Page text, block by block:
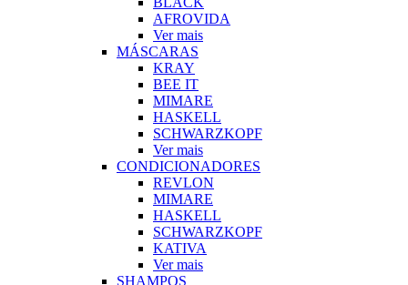
AFROVIDA
Ver mais
MÁSCARAS
KRAY
BEE IT
MIMARE
HASKELL
SCHWARZKOPF
Ver mais
CONDICIONADORES
REVLON
MIMARE
HASKELL
SCHWARZKOPF
KATIVA
Ver mais
SHAMPOS